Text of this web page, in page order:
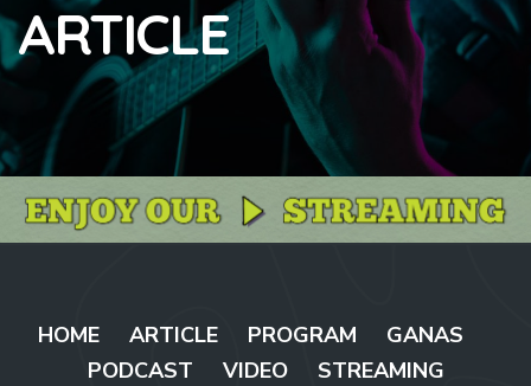
ARTICLE
HOME ARTICLE PROGRAM
GANAS
PODCAST
VIDEO STREAMING